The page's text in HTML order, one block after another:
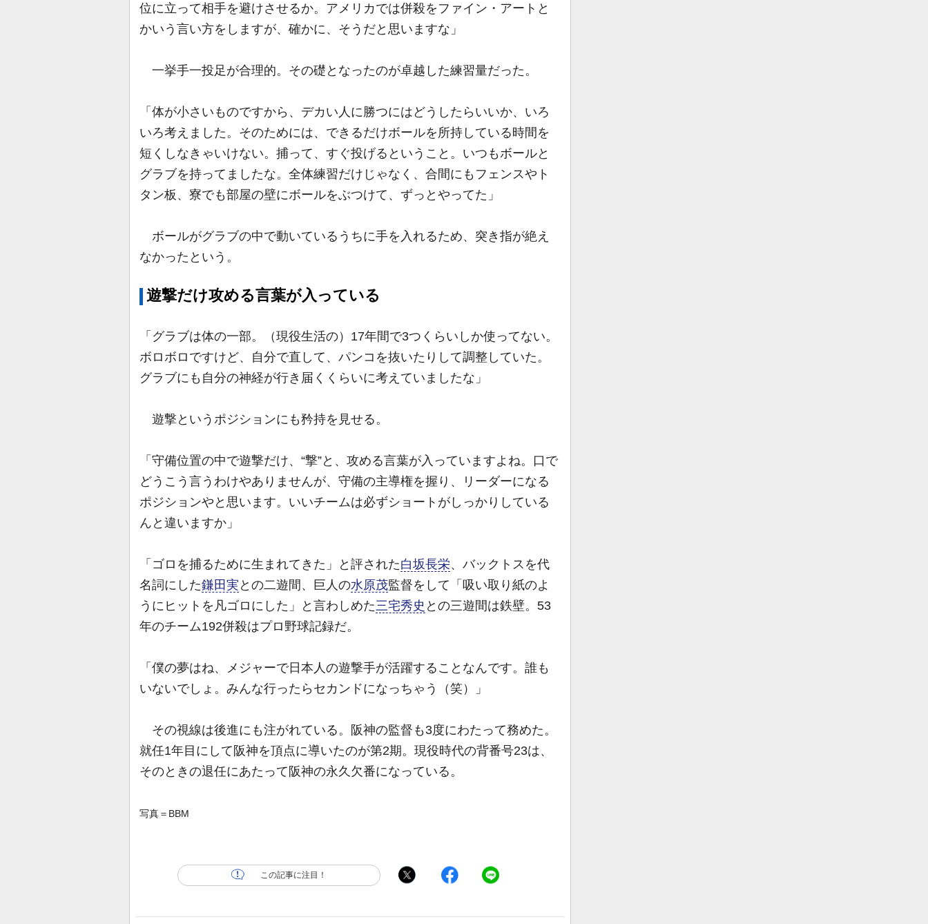
位に立って相手を避けさせるか。アメリカでは併殺をファイン・アートと
かいう言い方をしますが、確かに、そうだと思いますな」
一挙手一投足が合理的。その礎となったのが卓越した練習量だった。
「体が小さいものですから、デカい人に勝つにはどうしたらいいか、いろ
いろ考えました。そのためには、できるだけボールを所持している時間を
短くしなきゃいけない。捕って、すぐ投げるということ。いつもボールと
グラブを持ってましたな。全体練習だけじゃなく、合間にもフェンスやト
タン板、寮でも部屋の壁にボールをぶつけて、ずっとやってた」
ボールがグラブの中で動いているうちに手を入れるため、突き指が絶え
なかったという。
遊撃だけ攻める言葉が入っている
「グラブは体の一部。（現役生活の）17年間で3つくらいしか使ってない。
ボロボロですけど、自分で直して、パンコを抜いたりして調整していた。
グラブにも自分の神経が行き届くくらいに考えていましたな」
遊撃というポジションにも矜持を見せる。
「守備位置の中で遊撃だけ、“撃”と、攻める言葉が入っていますよね。口で
どうこう言うわけやありませんが、守備の主導権を握り、リーダーになる
ポジションやと思います。いいチームは必ずショートがしっかりしている
んと違いますか」
「ゴロを捕るために生まれてきた」と評された白坂長栄、バックトスを代
名詞にした鎌田実 との二遊間、巨人の水原茂監督をして「吸い取り紙のよ
うにヒットを凡ゴロにした」と言わしめた三宅秀史 との三遊間は鉄壁。53
年のチーム192併殺はプロ野球記録だ。
「僕の夢はね、メジャーで日本人の遊撃手が活躍することなんです。誰も
いないでしょ。みんな行ったらセカンドになっちゃう（笑）」
その視線は後進にも注がれている。阪神の監督も3度にわたって務めた。
就任1年目にして阪神を頂点に導いたのが第2期。現役時代の背番号23は、
そのときの退任にあたって阪神の永久欠番になっている。
写真＝BBM
この記事に注目！